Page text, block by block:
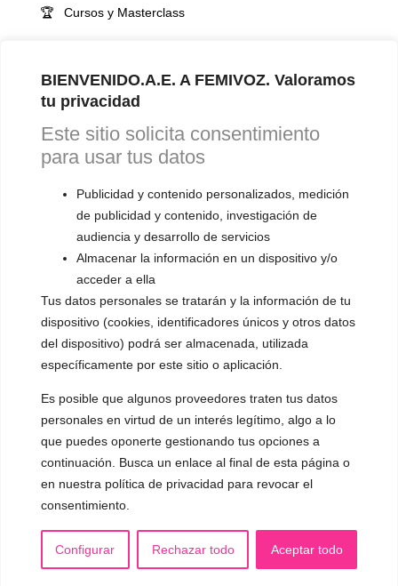
BIENVENIDO.A.E. A FEMIVOZ. Valoramos
tu privacidad
Este sitio solicita consentimiento
para usar tus datos
Publicidad y contenido personalizados, medición
de publicidad y contenido, investigación de
audiencia y desarrollo de servicios
Almacenar la información en un dispositivo y/o
acceder a ella
Tus datos personales se tratarán y la información de tu
dispositivo (cookies, identificadores únicos y otros datos
del dispositivo) podrá ser almacenada, utilizada
específicamente por este sitio o aplicación.
Es posible que algunos proveedores traten tus datos
personales en virtud de un interés legítimo, algo a lo
que puedes oponerte gestionando tus opciones a
continuación. Busca un enlace al final de esta página o
en nuestra política de privacidad para revocar el
consentimiento.
Configurar Rechazar todo Aceptar todo
🏆 Cursos y Masterclass
▪️ Feminización de la voz
▪️ Masculinización de la voz
▪️ Neutralización de la voz
▪️ Androginización de la voz
OTRAS SESIONES
▪️ Caracterización de la voz
▪️ Voz virilizada por esteroides
▪️ Modificación del acento
CONTACTO Y CITAS
Pide tu CITA ONLINE
WhatsApp :+34 625 14 46 47